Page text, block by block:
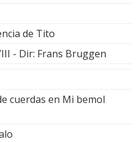
de Tito
- Dir: Frans Bruggen
cuerdas en Mi bemol